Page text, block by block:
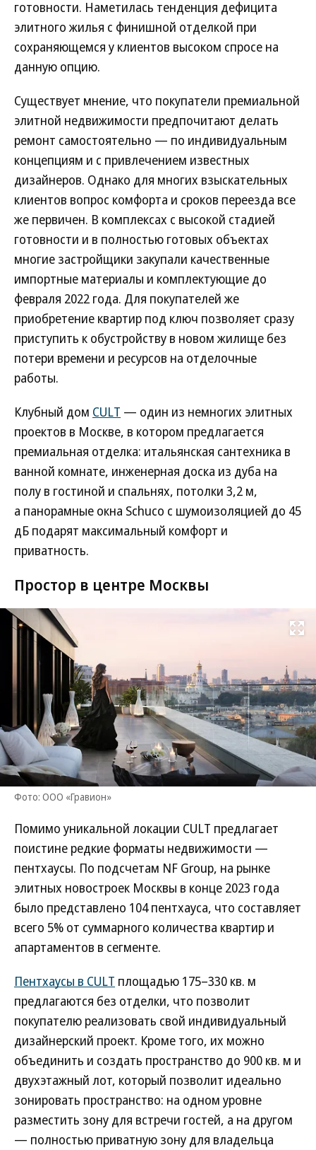
готовности. Наметилась тенденция дефицита
элитного жилья с финишной отделкой при
сохраняющемся у клиентов высоком спросе на
данную опцию.
Существует мнение, что покупатели премиальной
элитной недвижимости предпочитают делать
ремонт самостоятельно — по индивидуальным
концепциям и с привлечением известных
дизайнеров. Однако для многих взыскательных
клиентов вопрос комфорта и сроков переезда все
же первичен. В комплексах с высокой стадией
готовности и в полностью готовых объектах
многие застройщики закупали качественные
импортные материалы и комплектующие до
февраля 2022 года. Для покупателей же
приобретение квартир под ключ позволяет сразу
приступить к обустройству в новом жилище без
потери времени и ресурсов на отделочные
работы.
Клубный дом CULT — один из немногих элитных
проектов в Москве, в котором предлагается
премиальная отделка: итальянская сантехника в
ванной комнате, инженерная доска из дуба на
полу в гостиной и спальнях, потолки 3,2 м,
а панорамные окна Schuco с шумоизоляцией до 45
дБ подарят максимальный комфорт и
приватность.
Простор в центре Москвы
Развернуть
Фото: ООО «Гравион»
Помимо уникальной локации CULT предлагает
поистине редкие форматы недвижимости —
пентхаусы. По подсчетам NF Group, на рынке
элитных новостроек Москвы в конце 2023 года
было представлено 104 пентхауса, что составляет
всего 5% от суммарного количества квартир и
апартаментов в сегменте.
Пентхаусы в CULT площадью 175–330 кв. м
предлагаются без отделки, что позволит
покупателю реализовать свой индивидуальный
дизайнерский проект. Кроме того, их можно
объединить и создать пространство до 900 кв. м и
двухэтажный лот, который позволит идеально
зонировать пространство: на одном уровне
разместить зону для встречи гостей, а на другом
— полностью приватную зону для владельца